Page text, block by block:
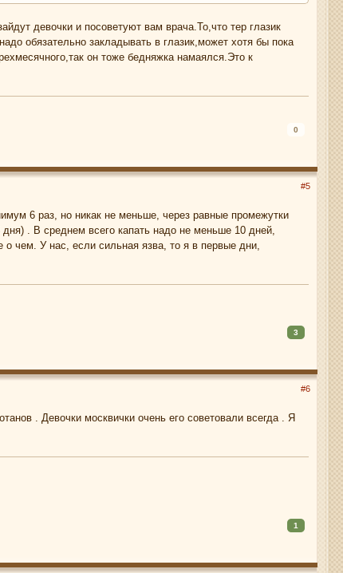
девочки и посоветуют вам врача.То,что тер глазик
обязательно закладывать в глазик,может хотя бы пока
он тоже бедняжка намаялся.Это к
0
#5
6 раз, но никак не меньше, через равные промежутки
. В среднем всего капать надо не меньше 10 дней,
чем. У нас, если сильная язва, то я в первые дни,
3
#6
. Девочки москвички очень его советовали всегда . Я
1